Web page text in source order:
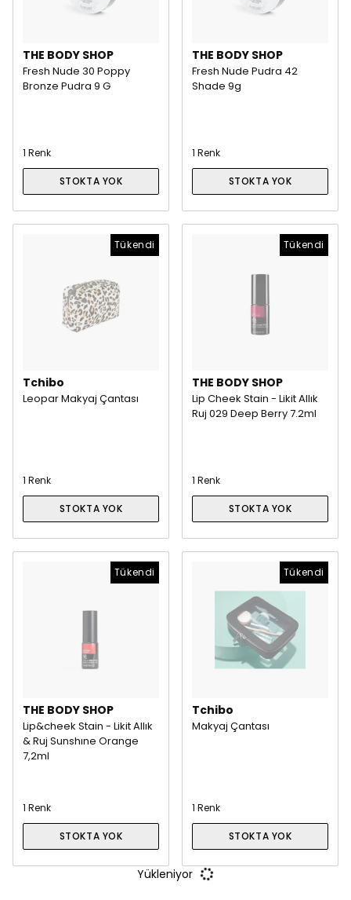
THE BODY SHOP
Fresh Nude 30 Poppy
Bronze Pudra 9 G
1 Renk
STOKTA YOK
THE BODY SHOP
Fresh Nude Pudra 42
Shade 9g
1 Renk
STOKTA YOK
Tükendi
Tchibo
Leopar Makyaj Çantası
1 Renk
STOKTA YOK
Tükendi
THE BODY SHOP
Lip Cheek Stain - Likit Allık
Ruj 029 Deep Berry 7.2ml
1 Renk
STOKTA YOK
Tükendi
THE BODY SHOP
Lip&cheek Stain - Likit Allık
& Ruj Sunshıne Orange
7,2ml
1 Renk
STOKTA YOK
Tükendi
Tchibo
Makyaj Çantası
1 Renk
STOKTA YOK
Yükleniyor